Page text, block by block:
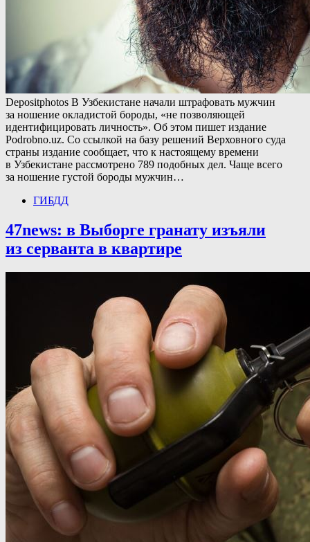
Depositphotos В Узбекистане начали штрафовать мужчин
за ношение окладистой бороды, «не позволяющей
идентифицировать личность». Об этом пишет издание
Podrobno.uz. Со ссылкой на базу решений Верховного суда
страны издание сообщает, что к настоящему времени
в Узбекистане рассмотрено 789 подобных дел. Чаще всего
за ношение густой бороды мужчин…
ГИБДД
47news: в Выборге гранату изъяли
из серванта в квартире